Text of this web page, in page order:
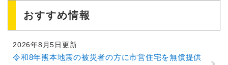
おすすめ情報
2026年8月5日更新
令和8年熊本地震の被災者の方に市営住宅を無償提供